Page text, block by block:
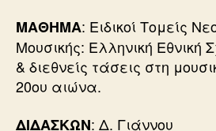
ΜΑΘΗΜΑ: Ειδικοί Τομείς
Μουσικής: Ελληνική Εθνική
& διεθνείς τάσεις στη
20ου αιώνα.
ΔΙΔΑΣΚΩΝ: Δ. Γιάννου